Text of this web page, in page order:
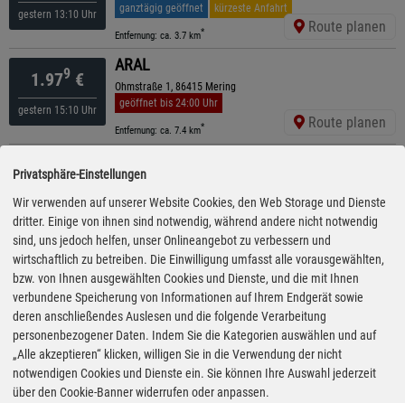
gestern 13:10 Uhr
ganztägig geöffnet
kürzeste Anfahrt
Entfernung: ca. 3.7 km* Route planen
1.979 €
gestern 15:10 Uhr
ARAL
Ohmstraße 1, 86415 Mering
geöffnet bis 24:00 Uhr
Entfernung: ca. 7.4 km* Route planen
1.979€
gestern 15:30 Uhr
Robinienweg 3, 86438 Kissing
geöffnet bis 24:00 Uhr
Entfernung: ca. 11.7 km* Route planen
1.989€
gestern 16:15 Uhr
Shell
Augsburger Str. 49, 82291 Mammendorf
geöffnet bis 20:30 Uhr
Entfernung: ca. 10 km* Route planen
1.989€
gestern 13:10 Uhr
AVIA XPress
Bahnhofstr. 105, 82269 Geltendorf
ganztägig geöffnet
Privatsphäre-Einstellungen
Wir verwenden auf unserer Website Cookies, den Web Storage und Dienste
dritter. Einige von ihnen sind notwendig, während andere nicht notwendig
sind, uns jedoch helfen, unser Onlineangebot zu verbessern und
wirtschaftlich zu betreiben. Die Einwilligung umfasst alle vorausgewählten,
bzw. von Ihnen ausgewählten Cookies und Dienste, und die mit Ihnen
verbundene Speicherung von Informationen auf Ihrem Endgerät sowie
deren anschließendes Auslesen und die folgende Verarbeitung
personenbezogener Daten. Indem Sie die Kategorien auswählen und auf
„Alle akzeptieren“ klicken, willigen Sie in die Verwendung der nicht
notwendigen Cookies und Dienste ein. Sie können Ihre Auswahl jederzeit
über den Cookie-Banner widerrufen oder anpassen.